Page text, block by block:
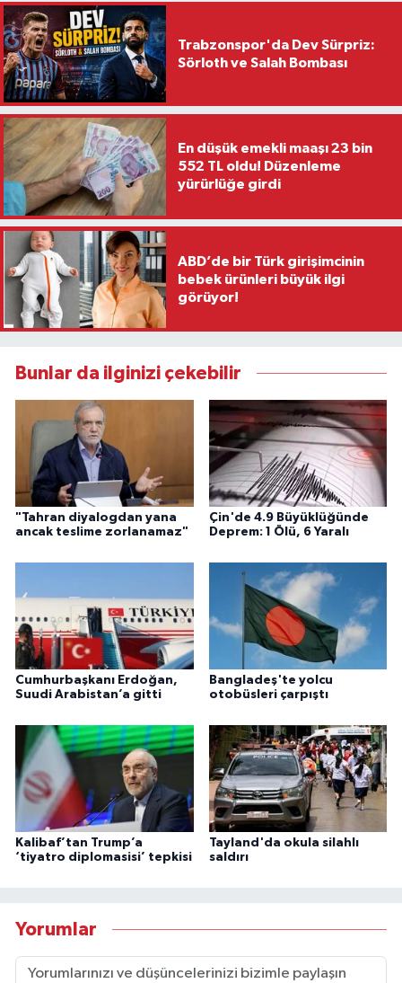
Trabzonspor'da Dev Sürpriz:
Sörloth ve Salah Bombası
En düşük emekli maaşı 23 bin
552 TL oldu! Düzenleme
yürürlüğe girdi
ABD’de bir Türk girişimcinin
bebek ürünleri büyük ilgi
görüyor!
Bunlar da ilginizi çekebilir
"Tahran diyalogdan yana
ancak teslime zorlanamaz"
Çin'de 4.9 Büyüklüğünde
Deprem: 1 Ölü, 6 Yaralı
Cumhurbaşkanı Erdoğan,
Suudi Arabistan’a gitti
Bangladeş'te yolcu
otobüsleri çarpıştı
Kalibaf’tan Trump’a
‘tiyatro diplomasisi’ tepkisi
Tayland'da okula silahlı
saldırı
Yorumlar